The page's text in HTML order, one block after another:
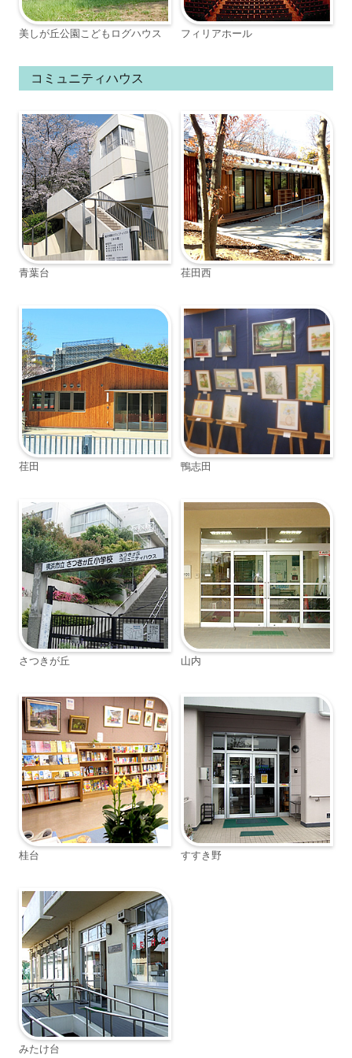
美しが丘公園こどもログハウス フィリアホール
コミュニティハウス
青葉台 荏田西
荏田 鴨志田
さつきが丘 山内
桂台 すすき野
みたけ台